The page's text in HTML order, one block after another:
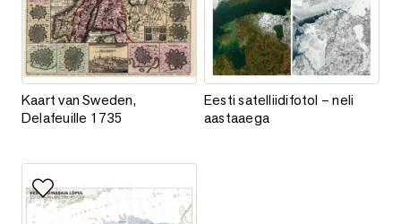
Kaart van Sweden, Delafeuille 1735
Kaart van Sweden,
Delafeuille 1735
Eesti satelliidifotol – neli
Eesti satelliidifotol – neli
aastaaega
Lisa lemmikutesse